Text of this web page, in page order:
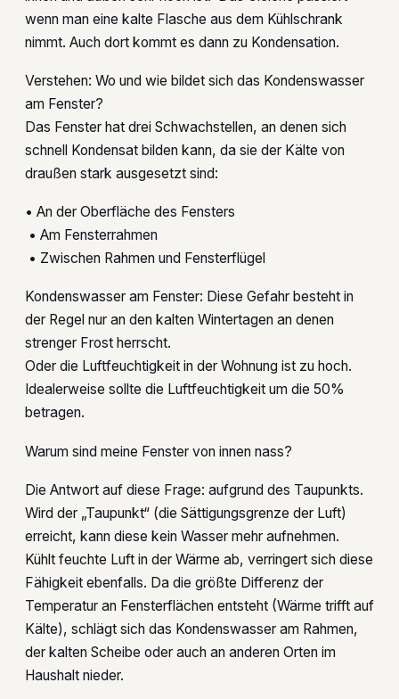
wenn man eine kalte Flasche aus dem Kühlschrank
nimmt. Auch dort kommt es dann zu Kondensation.
Verstehen: Wo und wie bildet sich das Kondenswasser
am Fenster?
Das Fenster hat drei Schwachstellen, an denen sich
schnell Kondensat bilden kann, da sie der Kälte von
draußen stark ausgesetzt sind:
• An der Oberfläche des Fensters
• Am Fensterrahmen
• Zwischen Rahmen und Fensterflügel
Kondenswasser am Fenster: Diese Gefahr besteht in
der Regel nur an den kalten Wintertagen an denen
strenger Frost herrscht.
Oder die Luftfeuchtigkeit in der Wohnung ist zu hoch.
Idealerweise sollte die Luftfeuchtigkeit um die 50%
betragen.
Warum sind meine Fenster von innen nass?
Die Antwort auf diese Frage: aufgrund des Taupunkts.
Wird der „Taupunkt“ (die Sättigungsgrenze der Luft)
erreicht, kann diese kein Wasser mehr aufnehmen.
Kühlt feuchte Luft in der Wärme ab, verringert sich diese
Fähigkeit ebenfalls. Da die größte Differenz der
Temperatur an Fensterflächen entsteht (Wärme trifft auf
Kälte), schlägt sich das Kondenswasser am Rahmen,
der kalten Scheibe oder auch an anderen Orten im
Haushalt nieder.